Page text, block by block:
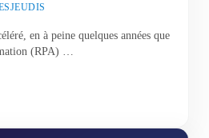
en à peine quelques années que
(RPA) …
automation, aux frontières du machine